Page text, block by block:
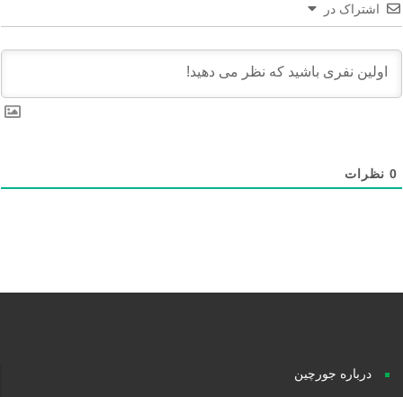
اشتراک در
نظرات
درباره جورچین